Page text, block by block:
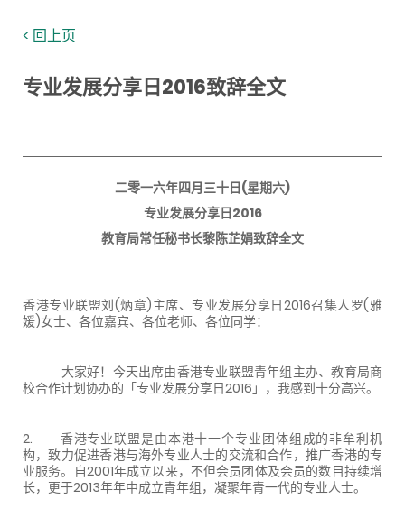
< 回上页
专业发展分享日2016致辞全文
二零一六年四月三十日(星期六)
专业发展分享日2016
教育局常任秘书长黎陈芷娟致辞全文
香港专业联盟刘(炳章)主席、专业发展分享日2016召集人罗(雅
媛)女士、各位嘉宾、各位老师、各位同学：
大家好！今天出席由香港专业联盟青年组主办、教育局商
校合作计划协办的「专业发展分享日2016」，我感到十分高兴。
2. 香港专业联盟是由本港十一个专业团体组成的非牟利机
构，致力促进香港与海外专业人士的交流和合作，推广香港的专
业服务。自2001年成立以来，不但会员团体及会员的数目持续增
长，更于2013年年中成立青年组，凝聚年青一代的专业人士。